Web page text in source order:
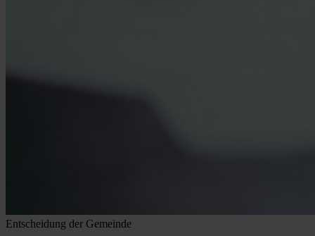
Entscheidung der Gemeinde